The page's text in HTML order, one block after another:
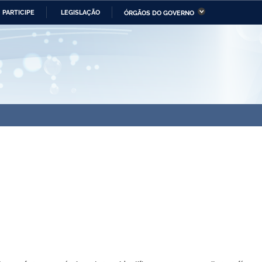
PARTICIPE LEGISLAÇÃO ÓRGÃOS DO GOVERNO
da Economia Ministério da Infraestrutura